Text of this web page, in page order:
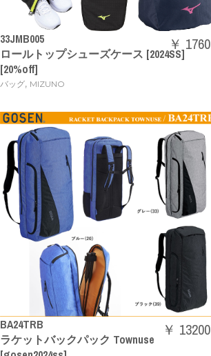
33JMB005
ロールトップシューズケース [2024SS]
[20%off]
バッグ, MIZUNO
￥ 1760
BA24TRB
ラケットバックパック Townuse
￥ 13200